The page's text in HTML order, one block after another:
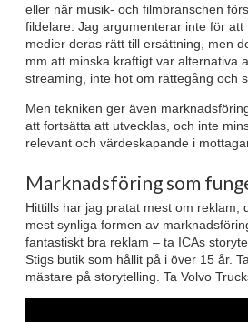
eller när musik- och filmbranschen
fildelare. Jag argumenterar inte för
medier deras rätt till ersättning, men
mm att minska kraftigt var alternativa
streaming, inte hot om rättegång och
Men tekniken ger även
att fortsätta att utvecklas, och inte
relevant och värdeskapande i
Marknadsföring som
Hittills har jag pratat mest om reklam,
mest synliga formen av
fantastiskt bra reklam – ta ICAs
Stigs butik som hållit på i över 15 år.
mästare på storytelling. Ta Volvo